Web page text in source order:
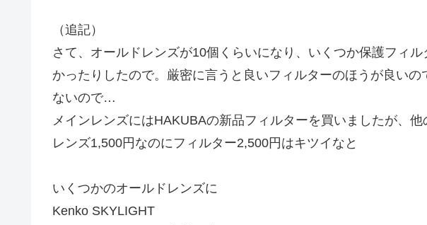
（追記）
さて、オールドレンズが10個くらいになり、いくつか保護フィ
かったりしたので。厳密に言うと良いフィルターのほうが良い
ないので…
メインレンズにはHAKUBAの新品フィルターを買いましたが、他
レンズ1,500円なのにフィルター2,500円はキツイなと
いくつかのオールドレンズに
Kenko SKYLIGHT